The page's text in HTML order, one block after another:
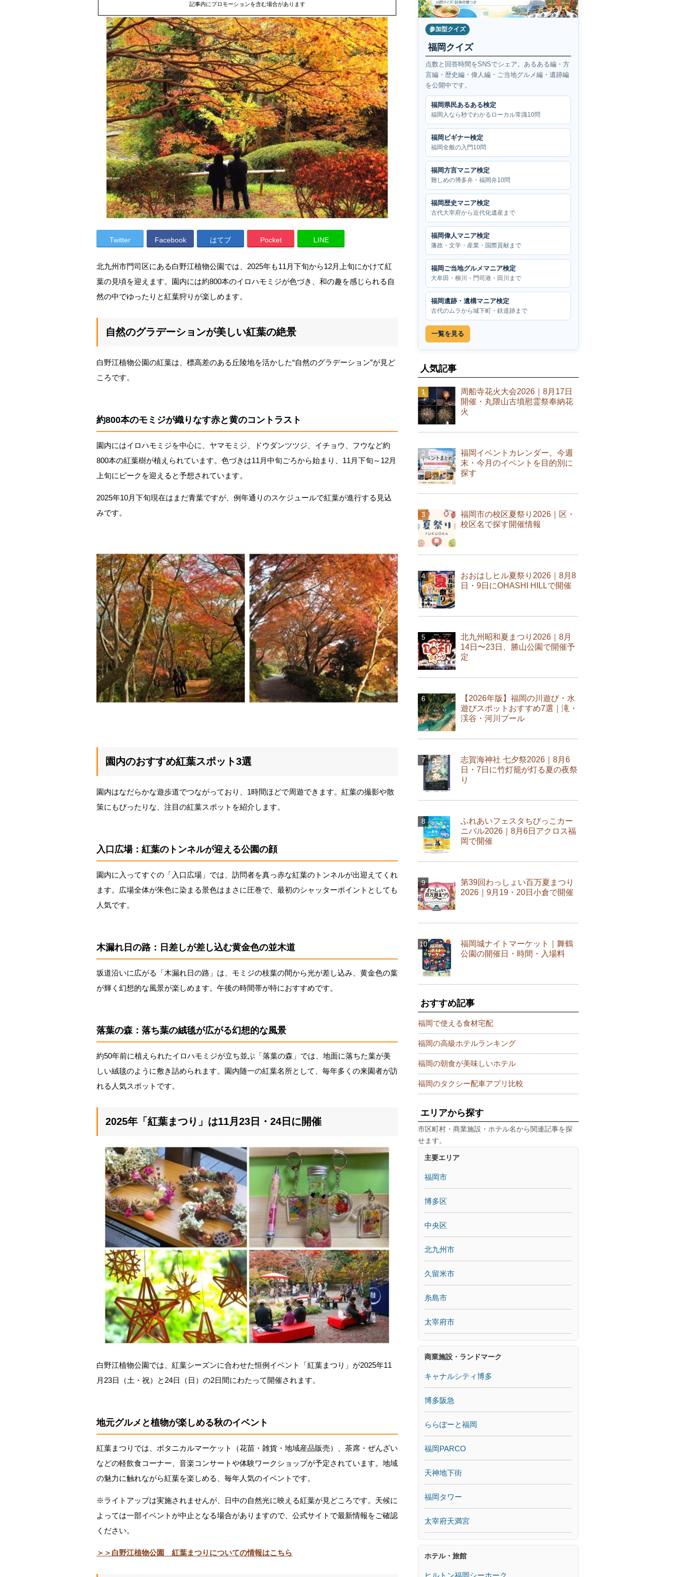
記事内にプロモーションを含む場合があります
Twitter Facebook はてブ Pocket LINE
北九州市門司区にある白野江植物公園では、2025年も11月下旬から12月上旬にかけて紅
葉の見頃を迎えます。園内には約800本のイロハモミジが色づき、和の趣を感じられる自
然の中でゆったりと紅葉狩りが楽しめます。
自然のグラデーションが美しい紅葉の絶景
白野江植物公園の紅葉は、標高差のある丘陵地を活かした“自然のグラデーション”が見ど
ころです。
約800本のモミジが織りなす赤と黄のコントラスト
園内にはイロハモミジを中心に、ヤマモミジ、ドウダンツツジ、イチョウ、フウなど約
800本の紅葉樹が植えられています。色づきは11月中旬ごろから始まり、11月下旬～12月
上旬にピークを迎えると予想されています。
2025年10月下旬現在はまだ青葉ですが、例年通りのスケジュールで紅葉が進行する見込
みです。
園内のおすすめ紅葉スポット3選
園内はなだらかな遊歩道でつながっており、1時間ほどで周遊できます。紅葉の撮影や散
策にもぴったりな、注目の紅葉スポットを紹介します。
入口広場：紅葉のトンネルが迎える公園の顔
園内に入ってすぐの「入口広場」では、訪問者を真っ赤な紅葉のトンネルが出迎えてくれ
ます。広場全体が朱色に染まる景色はまさに圧巻で、最初のシャッターポイントとしても
人気です。
木漏れ日の路：日差しが差し込む黄金色の並木道
坂道沿いに広がる「木漏れ日の路」は、モミジの枝葉の間から光が差し込み、黄金色の葉
が輝く幻想的な風景が楽しめます。午後の時間帯が特におすすめです。
落葉の森：落ち葉の絨毯が広がる幻想的な風景
約50年前に植えられたイロハモミジが立ち並ぶ「落葉の森」では、地面に落ちた葉が美
しい絨毯のように敷き詰められます。園内随一の紅葉名所として、毎年多くの来園者が訪
れる人気スポットです。
2025年「紅葉まつり」は11月23日・24日に開催
白野江植物公園では、紅葉シーズンに合わせた恒例イベント「紅葉まつり」が2025年11
月23日（土・祝）と24日（日）の2日間にわたって開催されます。
地元グルメと植物が楽しめる秋のイベント
紅葉まつりでは、ボタニカルマーケット（花苗・雑貨・地域産品販売）、茶席・ぜんざい
などの軽飲食コーナー、音楽コンサートや体験ワークショップが予定されています。地域
の魅力に触れながら紅葉を楽しめる、毎年人気のイベントです。
※ライトアップは実施されませんが、日中の自然光に映える紅葉が見どころです。天候に
よっては一部イベントが中止となる場合がありますので、公式サイトで最新情報をご確認
ください。
＞＞白野江植物公園 紅葉まつりについての情報はこちら
参加型クイズ
福岡クイズ
点数と回答時間をSNSでシェア。あるある編・方
言編・歴史編・偉人編・ご当地グルメ編・遺跡編
を公開中です。
福岡県民あるある検定
福岡人なら秒でわかるローカル常識10問
福岡ビギナー検定
福岡全般の入門10問
福岡方言マニア検定
難しめの博多弁・福岡弁10問
福岡歴史マニア検定
古代大宰府から近代化遺産まで
福岡偉人マニア検定
藩政・文学・産業・国際貢献まで
福岡ご当地グルメマニア検定
大牟田・柳川・門司港・田川まで
福岡遺跡・遺構マニア検定
古代のムラから城下町・鉄道跡まで
一覧を見る
人気記事
周船寺花火大会2026｜8月17日
開催・丸隈山古墳慰霊祭奉納花
火
福岡イベントカレンダー。今週
末・今月のイベントを目的別に
探す
福岡市の校区夏祭り2026｜区・
校区名で探す開催情報
おおはしヒル夏祭り2026｜8月8
日・9日にOHASHI HILLで開催
北九州昭和夏まつり2026｜8月
14日〜23日、勝山公園で開催予
定
【2026年版】福岡の川遊び・水
遊びスポットおすすめ7選｜滝・
渓谷・河川プール
志賀海神社 七夕祭2026｜8月6
日・7日に竹灯籠が灯る夏の夜祭
り
ふれあいフェスタちびっこカー
ニバル2026｜8月6日アクロス福
岡で開催
第39回わっしょい百万夏まつり
2026｜9月19・20日小倉で開催
福岡城ナイトマーケット｜舞鶴
公園の開催日・時間・入場料
おすすめ記事
福岡で使える食材宅配
福岡の高級ホテルランキング
福岡の朝食が美味しいホテル
福岡のタクシー配車アプリ比較
エリアから探す
市区町村・商業施設・ホテル名から関連記事を探
せます。
主要エリア
福岡市
博多区
中央区
北九州市
久留米市
糸島市
太宰府市
商業施設・ランドマーク
キャナルシティ博多
博多阪急
ららぽーと福岡
福岡PARCO
天神地下街
福岡タワー
太宰府天満宮
ホテル・旅館
ヒルトン福岡シーホーク